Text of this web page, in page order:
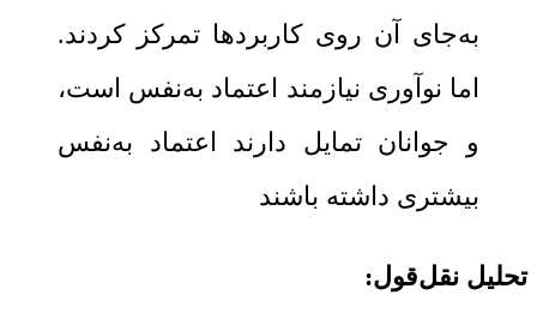
به‌جای آن روی کاربردها تمرکز کردند.
اما نوآوری نیازمند اعتماد به‌نفس است،
و جوانان تمایل دارند اعتماد به‌نفس
بیشتری داشته باشند
تحلیل نقل‌قول: